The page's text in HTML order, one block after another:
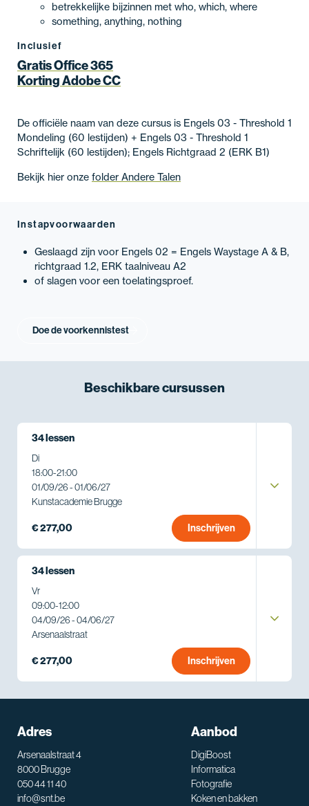
betrekkelijke bijzinnen met who, which, where
something, anything, nothing
Inclusief
Gratis Office 365
Korting Adobe CC
De officiële naam van deze cursus is Engels 03 - Threshold 1
Mondeling (60 lestijden) + Engels 03 - Threshold 1
Schriftelijk (60 lestijden); Engels Richtgraad 2 (ERK B1)
Bekijk hier onze folder Andere Talen
Instapvoorwaarden
Geslaagd zijn voor Engels 02 = Engels Waystage A & B,
richtgraad 1.2, ERK taalniveau A2
of slagen voor een toelatingsproef.
Doe de voorkennistest
Beschikbarecursussen
34 lessen
Di
18:00-21:00
01/09/26 - 01/06/27
Kunstacademie Brugge
€ 277,00 Inschrijven
34 lessen
Vr
09:00-12:00
04/09/26 - 04/06/27
Arsenaalstraat
€ 277,00 Inschrijven
Adres
Arsenaalstraat 4
8000 Brugge
050 44 11 40
info@snt.be
Aanbod
DigiBoost
Informatica
Fotografie
Koken en bakken